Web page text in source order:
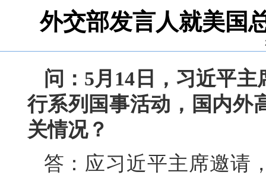
外交部发言人就美国
问：5月14日，习近平
行系列国事活动，国内外
关情况？
答：应习近平主席邀请